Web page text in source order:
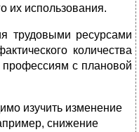
их использования.
трудовыми ресурсами
количества
профессиям с плановой
изучить изменение
снижение